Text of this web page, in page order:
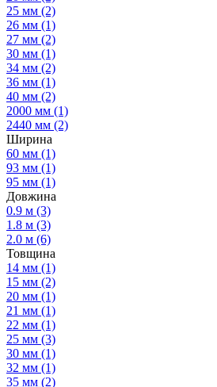
25 мм (2)
26 мм (1)
27 мм (2)
30 мм (1)
34 мм (2)
36 мм (1)
40 мм (2)
2000 мм (1)
2440 мм (2)
Ширина
60 мм (1)
93 мм (1)
95 мм (1)
Довжина
0.9 м (3)
1.8 м (3)
2.0 м (6)
Товщина
14 мм (1)
15 мм (2)
20 мм (1)
21 мм (1)
22 мм (1)
25 мм (3)
30 мм (1)
32 мм (1)
35 мм (2)